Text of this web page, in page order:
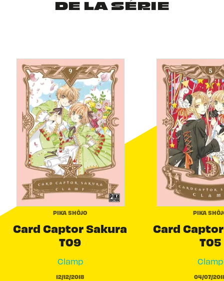
DE LA SÉRIE
PIKA SHÔJO
Card Captor Sakura
T09
Clamp
12/12/2018
PIKA
Card
T05
Clamp
04/07/